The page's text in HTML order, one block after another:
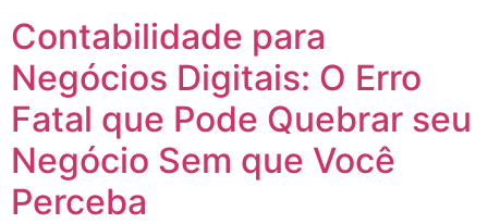
Contabilidade para
Negócios Digitais: O Erro
Fatal que Pode Quebrar seu
Negócio Sem que Você
Perceba